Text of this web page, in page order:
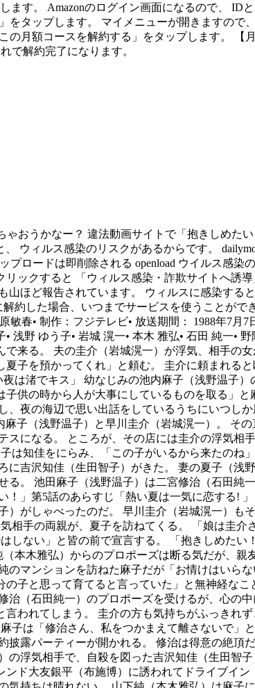
ます。 Amazonのログイン画面になるので、
タップします。 マイメニューが開きますので
月額コースを解約する」をタップします。
で解約完了になります。
おうかなー？ 違法動画サイトで「抱きしめた
ウィルス感染のリスクがあるからです。
ロードは即削除される openload ウイルス感
ックすると 「ウィルス感染・詐欺サイトへ誘
ほど報告されています。 ウィルスに感染する
約した場合、いつまでサービスを使うことが
春• 制作：フジテレビ• 放送期間： 1988年7月
浅野 ゆう子• 岩城 滉一• 本木 雅弘• 石田 純一•
来る。 夫の圭介（岩城滉一）が浮気、相手の
子を預かってくれ」と頼む。 圭介に頼まれる
は渚でキス」 幼なじみの池内麻子（浅野温子
供の時から人が大事にしているものを取る」
夜の海辺で思い出話をしているうちにいつし
子（浅野温子）と早川圭介（岩城滉一）。 そ
になる。 ところが、その店には圭介の浮気相
は知佳をにらみ、「この子がいるから来たのね
吉沢知佳（生田智子）がきた。 妻の夏子（浅
。 池田麻子（浅野温子）は二宮修治（石田純
」第5話のあらすじ「熱い夏は一気に恋する!
がしゃべったのだ。 早川圭介（岩城滉一）も
相手の両親が、夏子を訪ねてくる。 「娘は圭
しない」と皆の前で宣言する。 「抱きしめた
本木雅弘）からのプロポーズは断る気だが、
マンションを訪ねた麻子だが「お情けはいら
子と思って育てると言っていた」と無神経な
（石田純一）のプロポーズを受けるが、心の
われてしまう。 圭介の方も気持ちがふっきれ
子は「修治さん、私をつかまえて離さないで」
露パーティーが開かれる。 修治は得意の絶頂
浮気相手で、自殺を図った吉沢知佳（生田智
ド大友銀平（布施博）に誘われてドライブイ